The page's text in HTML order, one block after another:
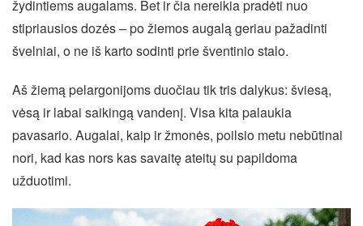
žydintiems augalams. Bet ir čia nereikia pradėti nuo
stipriausios dozės – po žiemos augalą geriau pažadinti
švelniai, o ne iš karto sodinti prie šventinio stalo.
Aš žiemą pelargonijoms duočiau tik tris dalykus: šviesą,
vėsą ir labai saikingą vandenį. Visa kita palaukia
pavasario. Augalai, kaip ir žmonės, poilsio metu nebūtinai
nori, kad kas nors kas savaitę ateitų su papildoma
užduotimi.